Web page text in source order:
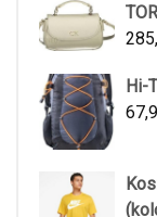
Hi-